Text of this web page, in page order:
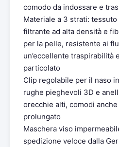
comodo da indossare e
Materiale a 3 strati:
filtrante ad alta densità e
per la pelle, resistente ai
un’eccellente traspirabilità
particolato
Clip regolabile per il naso
rughe pieghevoli 3D e
orecchie alti, comodi
prolungato
Maschera viso
spedizione veloce dalla